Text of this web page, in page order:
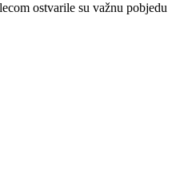
ostvarile su važnu pobjedu